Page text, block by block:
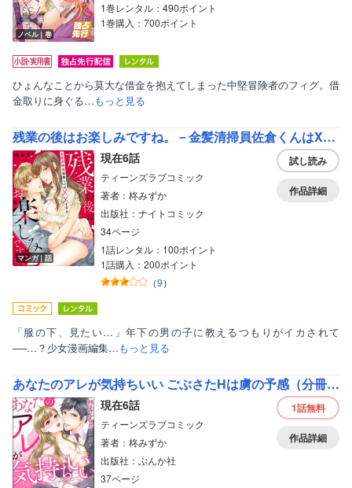
ノベル｜巻
1巻レンタル：490ポイント
1巻購入：700ポイント
ひょんなことから莫大な借金を抱えてしまった中堅冒険者のフィグ。借
金取りに身ぐる…もっと見る
残業の後はお楽しみですね。－金髪清掃員佐倉くんはXXすぎる－
マンガ｜話
現在6話
ティーンズラブコミック
著者：柊みずか
出版社：ナイトコミック
34ページ
1話レンタル：100ポイント
1話購入：200ポイント
（9）
試し読み
作品詳細
「服の下、見たい…」年下の男の子に教えるつもりがイカされて
──…？少女漫画編集…もっと見る
あなたのアレが気持ちいい ごぶさたHは虜の予感（分冊版）
現在6話
ティーンズラブコミック
著者：柊みずか
出版社：ぶんか社
37ページ
1話無料
作品詳細